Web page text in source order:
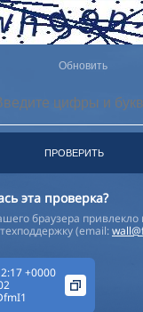
Обновить
ПРОВЕРИТЬ
эта проверка?
браузера
(email:
+0000